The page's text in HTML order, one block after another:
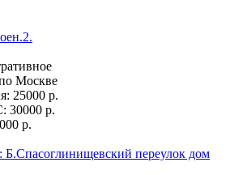
Москве
25000 р.
30000 р.
р.